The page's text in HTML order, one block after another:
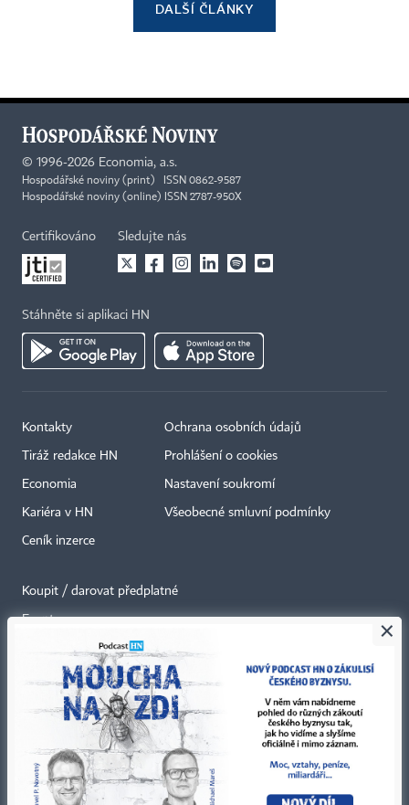
DALŠÍ ČLÁNKY
© 1996-2026 Economia, a.s.
Hospodářské noviny (print) ISSN 0862-9587
Hospodářské noviny (online) ISSN 2787-950X
Certifikováno Sledujte nás
Stáhněte si aplikaci HN
Kontakty
Tiráž redakce HN
Economia
Kariéra v HN
Ceník inzerce
Ochrana osobních údajů
Prohlášení o cookies
Nastavení soukromí
Všeobecné smluvní podmínky
Koupit / darovat předplatné
Eventy
RSS kanály
Autorská práva vykonává vydavatel. Bez písemného svolení vydavatele je
zakázáno jakékoli užití částí nebo celku díla, zejména rozmnožování a šíření
jakýmkoli způsobem, mechanickým nebo elektronickým, v českém nebo
jiném jazyce. Bez souhlasu vydavatele je zakázáno též rozmnožování
×